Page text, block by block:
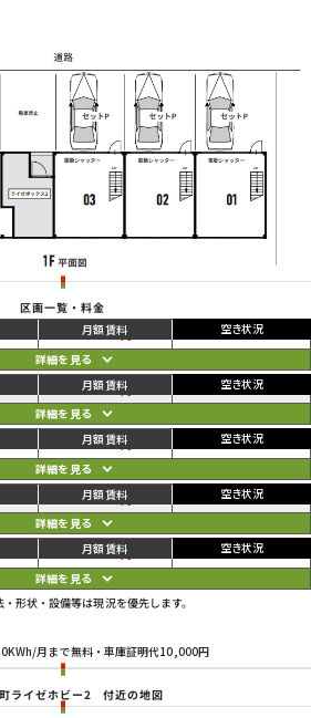
区画一覧・料金
173,800円 ご利用中
172,700円 ご利用中
172,700円 ご利用中
179,300円 ご利用中
176,000円 ご利用中
形状・設備等は現況を優先します。
月まで無料・車庫証明代10,000円
ライゼホビー2 付近の地図